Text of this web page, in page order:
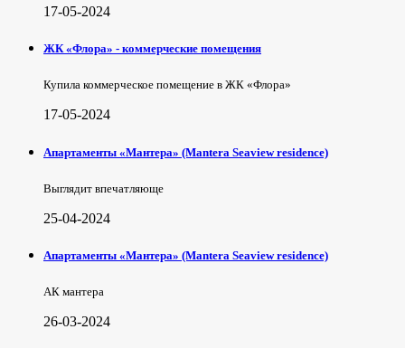
17-05-2024
ЖК «Флора» - коммерческие помещения
Купила коммерческое помещение в ЖК «Флора»
17-05-2024
Апартаменты «Мантера» (Mantera Seaview rеsidence)
Выглядит впечатляюще
25-04-2024
Апартаменты «Мантера» (Mantera Seaview rеsidence)
АК мантера
26-03-2024